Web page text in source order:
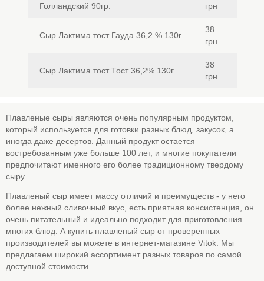
Голландский 90гр.
грн
Сыр Лактима тост Гауда 36,2 % 130г
38
грн
Сыр Лактима тост Тост 36,2% 130г
38
грн
Плавленые сыры являются очень популярным продуктом,
который используется для готовки разных блюд, закусок, а
иногда даже десертов. Данный продукт остается
востребованным уже больше 100 лет, и многие покупатели
предпочитают именного его более традиционному твердому
сыру.
Плавленый сыр имеет массу отличий и преимуществ - у него
более нежный сливочный вкус, есть приятная консистенция, он
очень питательный и идеально подходит для приготовления
многих блюд. А купить плавленый сыр от проверенных
производителей вы можете в интернет-магазине Vitok. Мы
предлагаем широкий ассортимент разных товаров по самой
доступной стоимости.